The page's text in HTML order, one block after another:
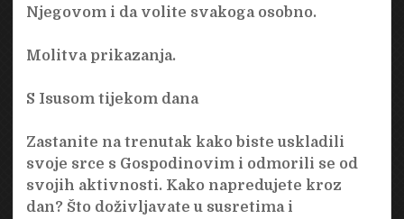
Njegovom i da volite svakoga osobno.
Molitva prikazanja.
S Isusom tijekom dana
Zastanite na trenutak kako biste uskladili
svoje srce s Gospodinovim i odmorili se od
svojih aktivnosti. Kako napredujete kroz
dan? Što doživljavate u susretima i